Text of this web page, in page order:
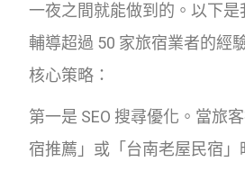
一夜之間就能做到的。以下
輔導超過 50 家旅宿業者的經
核心策略：
第一是 SEO 搜尋優化。當旅
宿推薦」或「台南老屋民宿